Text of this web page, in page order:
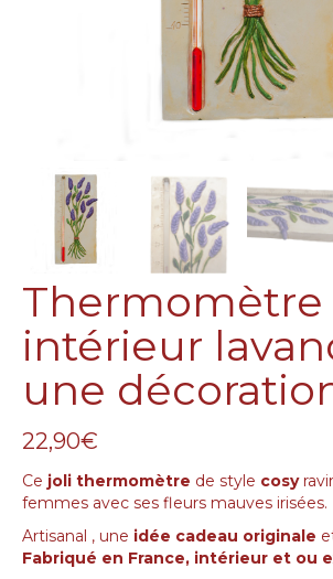
Thermomètre
intérieur
une
22,90€
Ce joli thermomètre de style cosy
femmes avec ses fleurs mauves irisées.
Artisanal , une idée cadeau originale
Fabriqué en France, intérieur et ou